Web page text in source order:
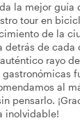
la mejor guía
tour en
de la
detrás de cada
rayo
al
pensarlo.
inolvidable!